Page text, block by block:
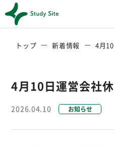
トップ 新着情報 4月
4月10日運営会社
2026.04.10 お知らせ